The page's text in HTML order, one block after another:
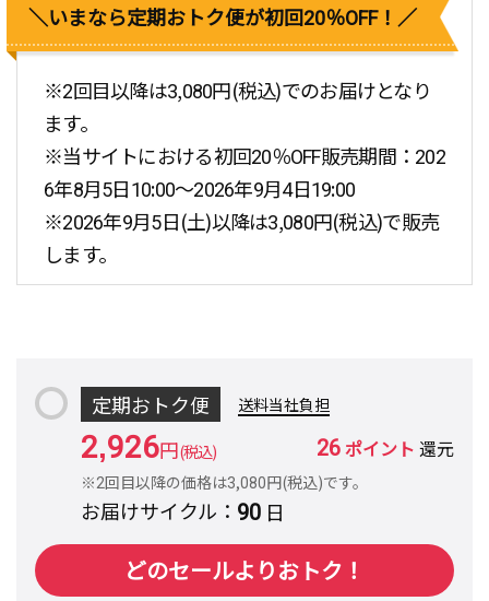
＼いまなら定期おトク便が初回20％OFF！／
※2回目以降は3,080円(税込)でのお届けとなり
ます。
※当サイトにおける初回20％OFF販売期間：202
6年8月5日10:00～2026年9月4日19:00
※2026年9月5日(土)以降は3,080円(税込)で販売
します。
定期おトク便 送料当社負担
2,926円(税込) 26ポイント 還元
※2回目以降の価格は3,080円(税込)です。
お届けサイクル 90 日
どのセールよりおトク！